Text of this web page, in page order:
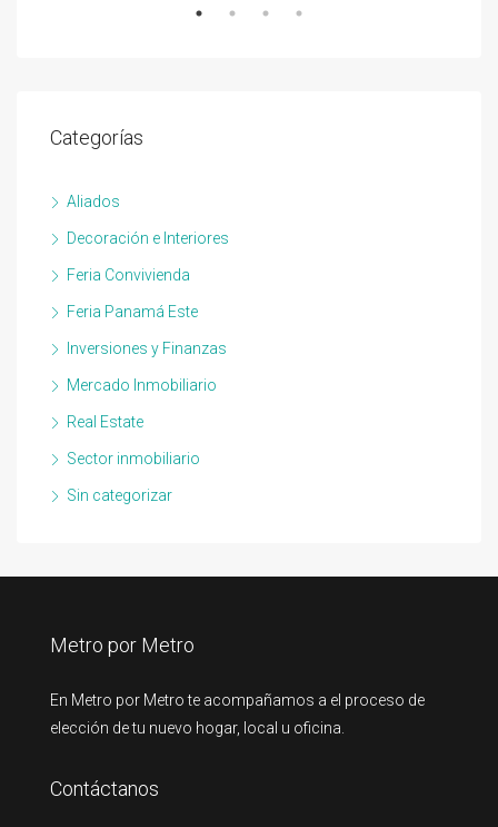
Categorías
Aliados
Decoración e Interiores
Feria Convivienda
Feria Panamá Este
Inversiones y Finanzas
Mercado Inmobiliario
Real Estate
Sector inmobiliario
Sin categorizar
Metro por Metro
En Metro por Metro te acompañamos a el proceso de
elección de tu nuevo hogar, local u oficina.
Contáctanos